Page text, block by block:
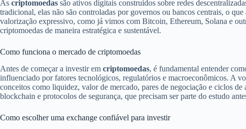
As criptomoedas são ativos digitais construídos sobre redes
tradicional, elas não são controladas por governos ou bancos centrais, o
valorização expressivo, como já vimos com Bitcoin, Ethereum, Solana e
criptomoedas de maneira estratégica e sustentável.
Como funciona o mercado de criptomoedas
Antes de começar a investir em criptomoedas, é fundamental entender
influenciado por fatores tecnológicos, regulatórios e macroeconômicos. A
conceitos como liquidez, valor de mercado, pares de negociação e ciclos
blockchain e protocolos de segurança, que precisam ser parte do estudo
Como escolher uma exchange confiável para investir